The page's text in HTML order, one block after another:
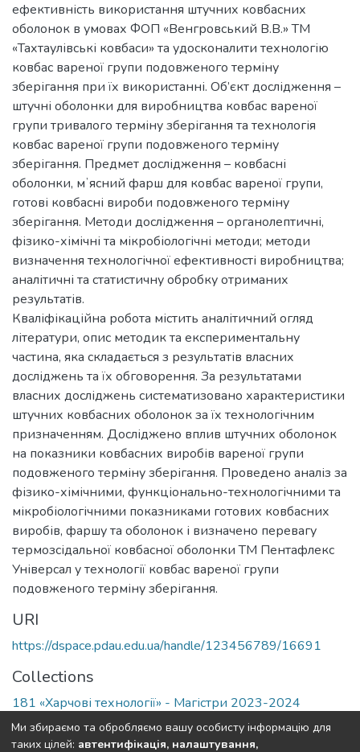
ефективність використання штучних ковбасних
оболонок в умовах ФОП «Венгровський В.В.» ТМ
«Тахтаулівські ковбаси» та удосконалити технологію
ковбас вареної групи подовженого терміну
зберігання при їх використанні. Об’єкт дослідження –
штучні оболонки для виробництва ковбас вареної
групи тривалого терміну зберігання та технологія
ковбас вареної групи подовженого терміну
зберігання. Предмет дослідження – ковбасні
оболонки, мʼясний фарш для ковбас вареної групи,
готові ковбасні вироби подовженого терміну
зберігання. Методи дослідження – органолептичні,
фізико-хімічні та мікробіологічні методи; методи
визначення технологічної ефективності виробництва;
аналітичні та статистичну обробку отриманих
результатів.
Кваліфікаційна робота містить аналітичний огляд
літератури, опис методик та експериментальну
частина, яка складається з результатів власних
досліджень та їх обговорення. За результатами
власних досліджень систематизовано характеристики
штучних ковбасних оболонок за їх технологічним
призначенням. Досліджено вплив штучних оболонок
на показники ковбасних виробів вареної групи
подовженого терміну зберігання. Проведено аналіз за
фізико-хімічними, функціонально-технологічними та
мікробіологічними показниками готових ковбасних
виробів, фаршу та оболонок і визначено перевагу
термозсідальної ковбасної оболонки ТМ Пентафлекс
Універсал у технології ковбас вареної групи
подовженого терміну зберігання.
URI
https://dspace.pdau.edu.ua/handle/123456789/16691
Collections
181 «Харчові технології» - Магістри 2023-2024
Full item page
Ми збираємо та обробляємо вашу особисту інформацію для
таких цілей: автентифікація, налаштування,